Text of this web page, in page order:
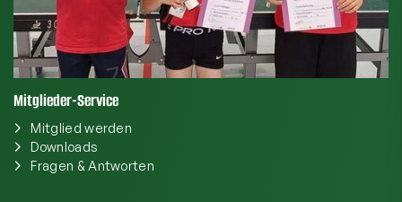
Mitglieder-Service
Mitglied werden
Downloads
Fragen & Antworten